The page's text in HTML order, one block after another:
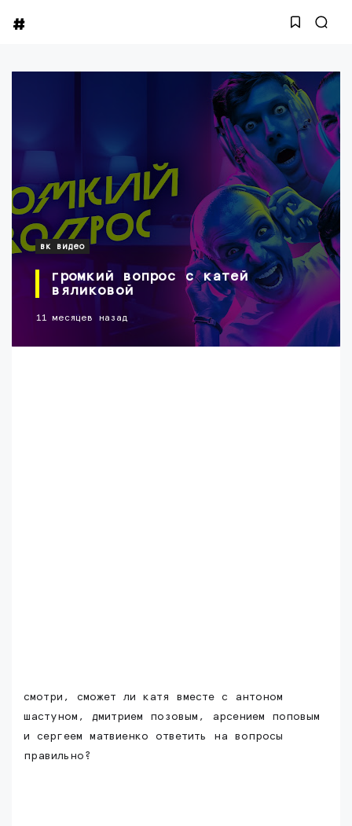
вк видео
громкий вопрос с катей
вяликовой
11 месяцев назад
смотри, сможет ли катя вместе с антоном
шастуном, дмитрием позовым, арсением поповым
и сергеем матвиенко ответить на вопросы
правильно?